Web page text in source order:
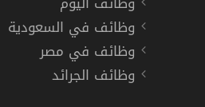
وظائف في السعودية
وظائف في مصر
وظائف الجرائد